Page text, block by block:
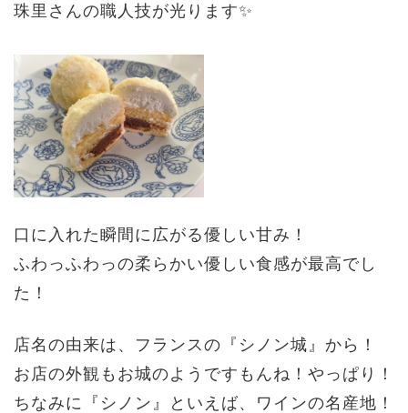
珠里さんの職人技が光ります✨
口に入れた瞬間に広がる優しい甘み！
ふわっふわっの柔らかい優しい食感が最高でし
た！
店名の由来は、フランスの『シノン城』から！
お店の外観もお城のようですもんね！やっぱり！
ちなみに『シノン』といえば、ワインの名産地！